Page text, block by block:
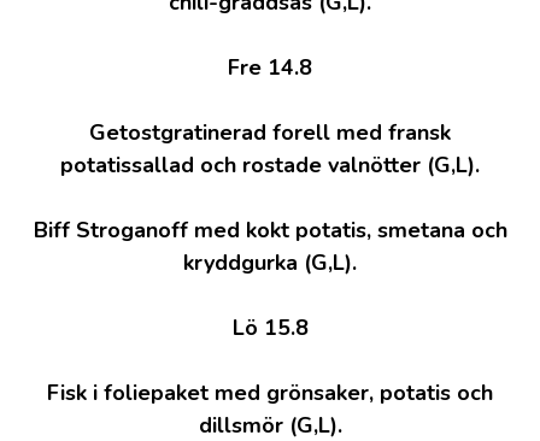
Fre 14.8
Getostgratinerad forell med fransk
potatissallad och rostade valnötter (G,L).
Biff Stroganoff med kokt potatis, smetana och
kryddgurka (G,L).
Lö 15.8
Fisk i foliepaket med grönsaker, potatis och
dillsmör (G,L).